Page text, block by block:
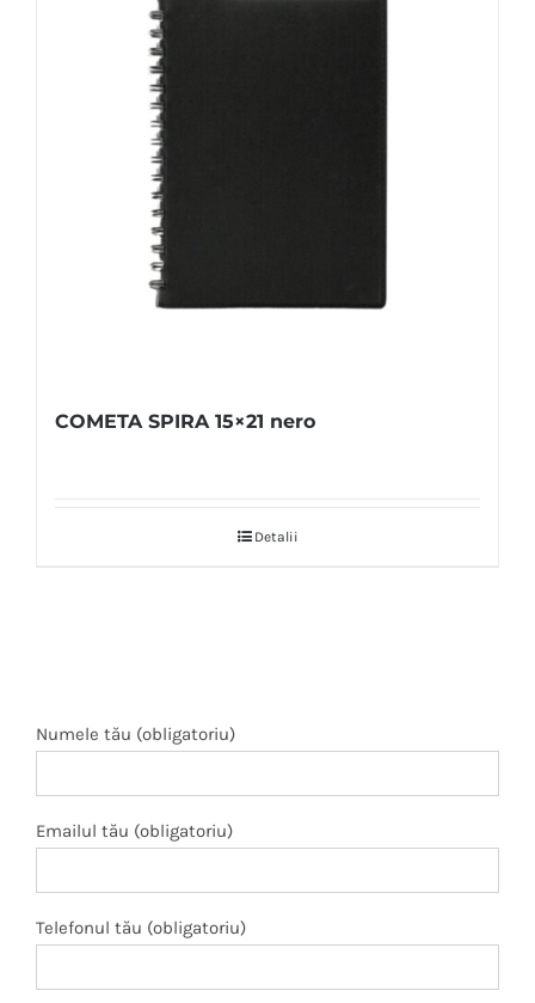
COMETA SPIRA 15×21 nero
Detalii
Numele tău (obligatoriu)
Emailul tău (obligatoriu)
Telefonul tău (obligatoriu)